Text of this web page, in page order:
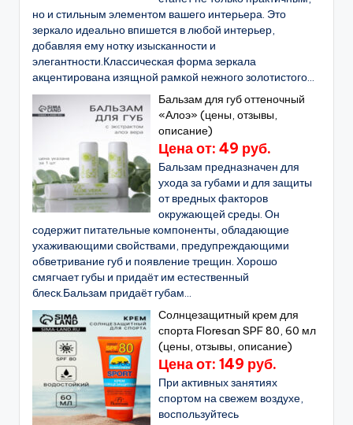
но и стильным элементом вашего интерьера. Это
зеркало идеально впишется в любой интерьер,
добавляя ему нотку изысканности и
элегантности.Классическая форма зеркала
акцентирована изящной рамкой нежного золотистого...
Бальзам для губ оттеночный
«Алоэ» (цены, отзывы,
описание)
Цена от: 49 руб.
Бальзам предназначен для
ухода за губами и для защиты
от вредных факторов
окружающей среды. Он
содержит питательные компоненты, обладающие
ухаживающими свойствами, предупреждающими
обветривание губ и появление трещин. Хорошо
смягчает губы и придаёт им естественный
блеск.Бальзам придаёт губам...
Солнцезащитный крем для
спорта Floresan SPF 80, 60 мл
(цены, отзывы, описание)
Цена от: 149 руб.
При активных занятиях
спортом на свежем воздухе,
воспользуйтесь